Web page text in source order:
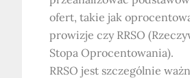
ofert, takie jak
prowizje czy RRSO
Stopa Oprocentowania).
RRSO jest szczególnie